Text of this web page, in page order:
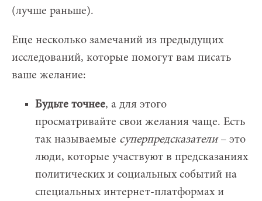
(лучше раньше).
Еще несколько замечаний из предыдущих
исследований, которые помогут вам писать
ваше желание:
Будьте точнее, а для этого
просматривайте свои желания чаще. Есть
так называемые суперпредсказатели– это
люди, которые участвуют в предсказаниях
политических и социальных событий на
специальных интернет-платформах и